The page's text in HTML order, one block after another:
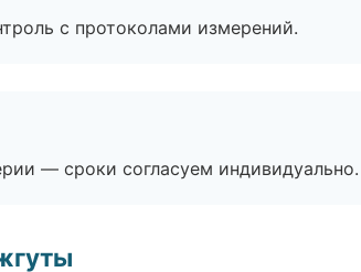
с протоколами измерений.
— сроки согласуем индивидуально.